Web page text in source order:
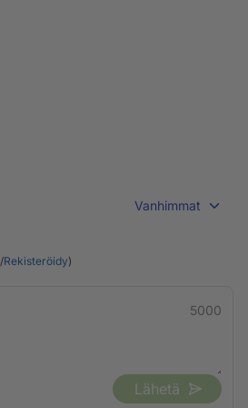
Vanhimmat
/Rekisteröidy)
5000
Lähetä